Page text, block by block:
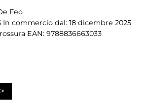
Feo
In commercio dal: 18 dicembre 2025
EAN: 9788836663033